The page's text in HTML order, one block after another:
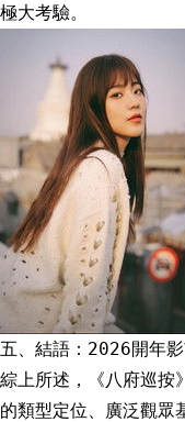
極大考驗。
五、結語：2026開年
綜上所述，《八府巡按
的類型定位、廣泛觀眾